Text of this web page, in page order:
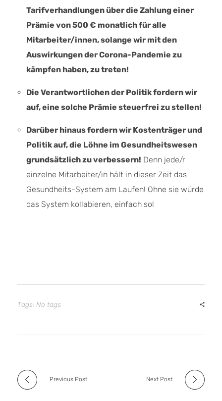
Tarifverhandlungen über die Zahlung einer
Prämie von 500 € monatlich für alle
Mitarbeiter/innen, solange wir mit den
Auswirkungen der Corona-Pandemie zu
kämpfen haben, zu treten!
Die Verantwortlichen der Politik fordern wir
auf, eine solche Prämie steuerfrei zu stellen!
Darüber hinaus fordern wir Kostenträger und
Politik auf, die Löhne im Gesundheitswesen
grundsätzlich zu verbessern! Denn jede/r
einzelne Mitarbeiter/in hält in dieser Zeit das
Gesundheits-System am Laufen! Ohne sie würde
das System kollabieren, einfach so!
Tags: No tags
Previous Post Next Post